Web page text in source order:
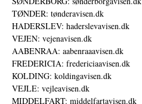
TØNDER: tønderavisen.dk
HADERSLEV: haderslevavisen.dk
VEJEN: vejenavisen.dk
AABENRAA: aabenraaavisen.dk
FREDERICIA: fredericiaavisen.dk
KOLDING: koldingavisen.dk
VEJLE: vejleavisen.dk
MIDDELFART: middelfartavisen.dk